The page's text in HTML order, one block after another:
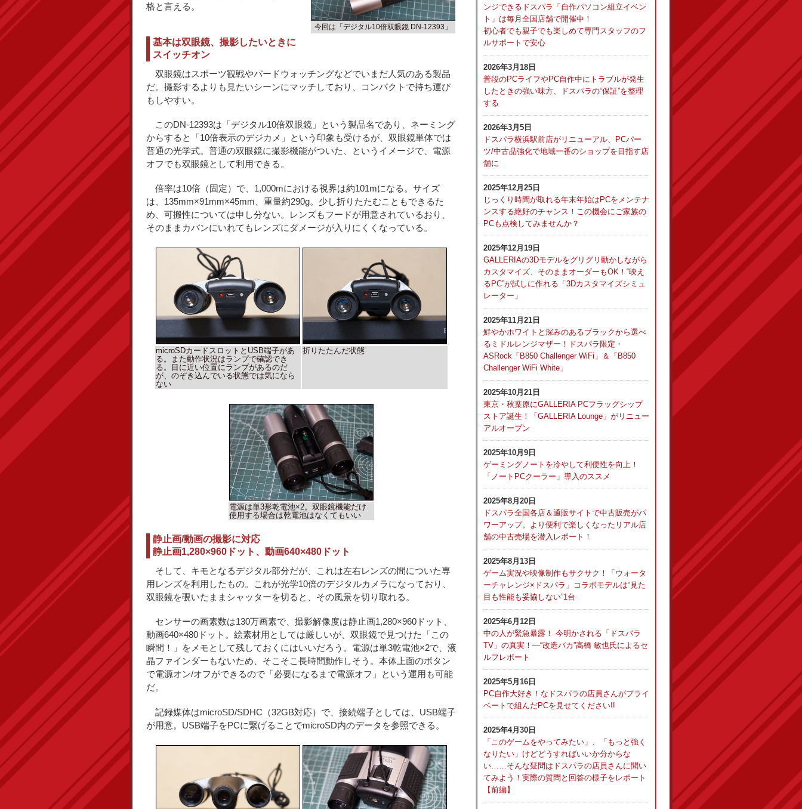
今回は「デジタル10倍双眼鏡 DN-12393」
格と言える。
基本は双眼鏡、撮影したいときに
スイッチオン
双眼鏡はスポーツ観戦やバードウォッチングなどでいまだ人気のある製品
だ。撮影するよりも見たいシーンにマッチしており、コンパクトで持ち運び
もしやすい。
このDN-12393は「デジタル10倍双眼鏡」という製品名であり、ネーミング
からすると「10倍表示のデジカメ」という印象も受けるが、双眼鏡単体では
普通の光学式。普通の双眼鏡に撮影機能がついた、というイメージで、電源
オフでも双眼鏡として利用できる。
倍率は10倍（固定）で、1,000mにおける視界は約101mになる。サイズ
は、135mm×91mm×45mm、重量約290g。少し折りたたむこともできるた
め、可搬性については申し分ない。レンズもフードが用意されているおり、
そのままカバンにいれてもレンズにダメージが入りにくくなっている。
microSDカードスロットとUSB端子があ
る。また動作状況はランプで確認でき
る。目に近い位置にランプがあるのだ
が、のぞき込んでいる状態では気になら
ない
折りたたんだ状態
電源は単3形乾電池×2。双眼鏡機能だけ
使用する場合は乾電池はなくてもいい
静止画/動画の撮影に対応
静止画1,280×960ドット、動画640×480ドット
そして、キモとなるデジタル部分だが、これは左右レンズの間についた専
用レンズを利用したもの。これが光学10倍のデジタルカメラになっており、
双眼鏡を覗いたままシャッターを切ると、その風景を切り取れる。
センサーの画素数は130万画素で、撮影解像度は静止画1,280×960ドット、
動画640×480ドット。絵素材用としては厳しいが、双眼鏡で見つけた「この
瞬間！」をメモとして残しておくにはいいだろう。電源は単3乾電池×2で、液
晶ファインダーもないため、そこそこ長時間動作しそう。本体上面のボタン
で電源オン/オフができるので「必要になるまで電源オフ」という運用も可能
だ。
記録媒体はmicroSD/SDHC（32GB対応）で、接続端子としては、USB端子
が用意。USB端子をPCに繋げることでmicroSD内のデータを参照できる。
ンジできるドスパラ「自作パソコン組立イベン
ト」は毎月全国店舗で開催中！
初心者でも親子でも楽しめて専門スタッフのフ
ルサポートで安心
2026年3月18日
普段のPCライフやPC自作中にトラブルが発生
したときの強い味方、ドスパラの“保証”を整理
する
2026年3月5日
ドスパラ横浜駅前店がリニューアル、PCパー
ツ/中古品強化で地域一番のショップを目指す店
舗に
2025年12月25日
じっくり時間が取れる年末年始はPCをメンテナ
ンスする絶好のチャンス！この機会にご家族の
PCも点検してみませんか？
2025年12月19日
GALLERIAの3Dモデルをグリグリ動かしながら
カスタマイズ、そのままオーダーもOK！“映え
るPC”が試しに作れる「3Dカスタマイズシミュ
レーター」
2025年11月21日
鮮やかホワイトと深みのあるブラックから選べ
るミドルレンジマザー！ドスパラ限定・
ASRock「B850 Challenger WiFi」＆「B850
Challenger WiFi White」
2025年10月21日
東京・秋葉原にGALLERIA PCフラッグシップ
ストア誕生！「GALLERIA Lounge」がリニュー
アルオープン
2025年10月9日
ゲーミングノートを冷やして利便性を向上！
「ノートPCクーラー」導入のススメ
2025年8月20日
ドスパラ全国各店＆通販サイトで中古販売がパ
ワーアップ。より便利で楽しくなったリアル店
舗の中古売場を潜入レポート！
2025年8月13日
ゲーム実況や映像制作もサクサク！「ウォータ
ーチャレンジ×ドスパラ」コラボモデルは“見た
目も性能も妥協しない”1台
2025年6月12日
中の人が緊急暴露！ 今明かされる「ドスパラ
TV」の真実！―“改造バカ”高橋 敏也氏によるセ
ルフレポート
2025年5月16日
PC自作大好き！なドスパラの店員さんがプライ
ベートで組んだPCを見せてください!!
2025年4月30日
「このゲームをやってみたい」、「もっと強く
なりたい」けどどうすればいいか分からな
い……そんな疑問はドスパラの店員さんに聞い
てみよう！実際の質問と回答の様子をレポート
【前編】